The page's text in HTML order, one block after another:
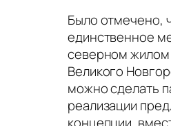
Было отмечено,
единственное
северном
Великого
можно сделать
реализации